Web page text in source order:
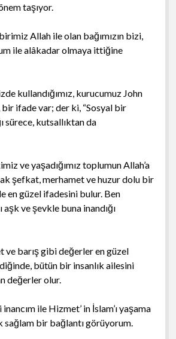
taşıyor.
Allah ile olan bağımızın bizi,
ile alâkadar olmaya ittiğine
kullandığımız, kurucumuz John
bir ifade var; der ki, “Sosyal bir
sürece, kutsallıktan da
ve yaşadığımız toplumun Allah’a
şefkat, merhamet ve huzur dolu bir
en güzel ifadesini bulur. Ben
aşk ve şevkle buna inandığı
ve barış gibi değerler en güzel
bütün bir insanlık ailesini
değerler olur.
ile Hizmet’ in İslam’ı yaşama
sağlam bir bağlantı görüyorum.